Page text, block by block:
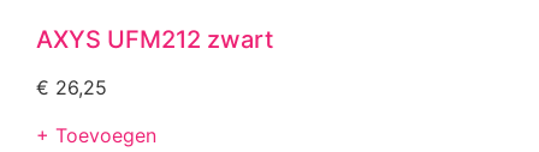
AXYS UFM212 zwart
€ 26,25
+ Toevoegen